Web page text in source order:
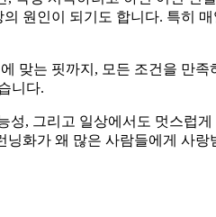
원인이 되기도 합니다. 특히
맞는 핏까지, 모든 조건을 만족
니다.
, 그리고 일상에서도 멋스럽
화가 왜 많은 사람들에게 사